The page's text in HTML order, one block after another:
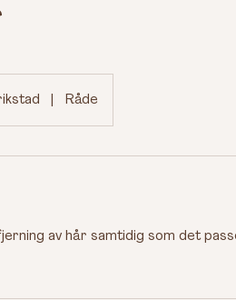
Råde
av hår samtidig som det